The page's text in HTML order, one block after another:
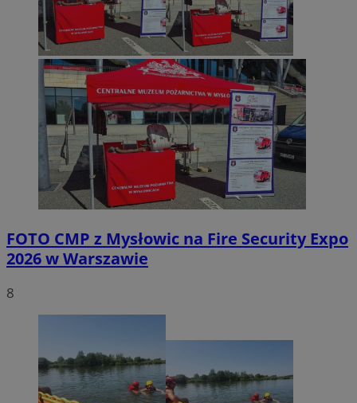
FOTO CMP z Mysłowic na Fire Security Expo
2026 w Warszawie
8